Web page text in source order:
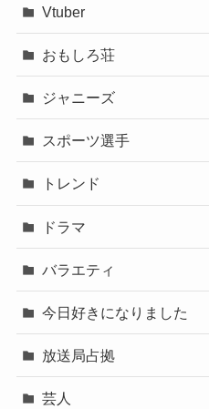
Vtuber
おもしろ荘
ジャニーズ
スポーツ選手
トレンド
ドラマ
バラエティ
今日好きになりました
放送局占拠
芸人